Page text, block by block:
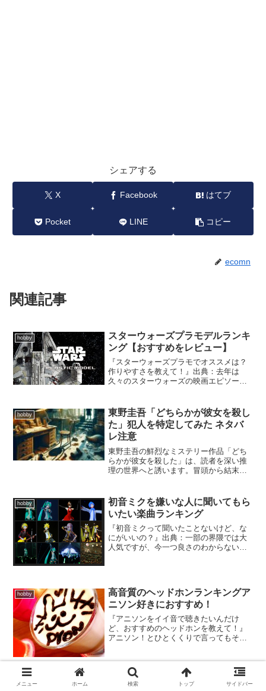
シェアする
X Facebook はてブ
Pocket LINE コピー
ecomn
関連記事
hobby
スターウォーズプラモデルランキ
ング【おすすめをレビュー】
『スターウォーズプラモでオススメは？
作りやすさを教えて！』出典：去年は
久々のスターウォーズの映画エピソード
されました。私もスターウォーズが大好
きなので、色んなグッズを買っ...
hobby
東野圭吾「どちらかが彼女を殺し
た」犯人を特定してみた ネタバ
レ注意
東野圭吾の鮮烈なミステリー作品「どち
らかが彼女を殺した」は、読者を深い推
理の世界へと誘います。冒頭から結末ま
野圭吾ファンなら誰もが頭を悩ませるポ
イントです。この記事では...
hobby
初音ミクを嫌いな人に聞いてもら
いたい楽曲ランキング
『初音ミクって聞いたことないけど、な
にがいいの？』出典：一部の界隈では大
人気ですが、今一つ良さのわからない初
が聞くか！と言う考えはよく...
hobby
高音質のヘッドホンランキングア
ニソン好きにおすすめ！
『アニソンをイイ音で聴きたいんだけ
ど、おすすめのヘッドホンを教えて！』
アニソン！とひとくくりで言ってもその
など色々な音楽的特性を持っています。
そんなアニソンを最高の音質...
hobby
【貴志祐介】おすすめ小説ランキ
メニュー ホーム 検索 トップ サイドバー